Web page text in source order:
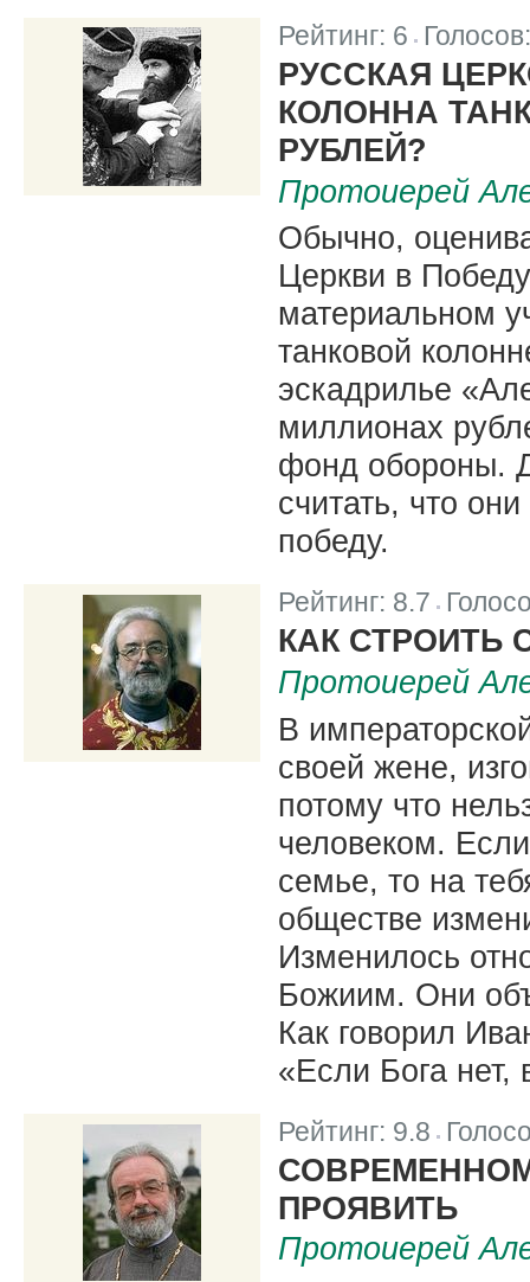
Рейтинг: 6
РУССКАЯ
КОЛОННА
РУБЛЕЙ?
Протоиерей
Обычно,
Церкви в
материальном
танковой
эскадрилье
миллионах
фонд обороны.
считать, что
победу.
Рейтинг: 8.7
КАК СТРОИТЬ
Протоиерей
В
своей жене,
потому что
человеком.
семье, то на
обществе
Изменилось
Божиим. Они
Как говорил
«Если Бога нет,
Рейтинг: 9.8 |
ПРОЯВИТЬ
Протоиерей